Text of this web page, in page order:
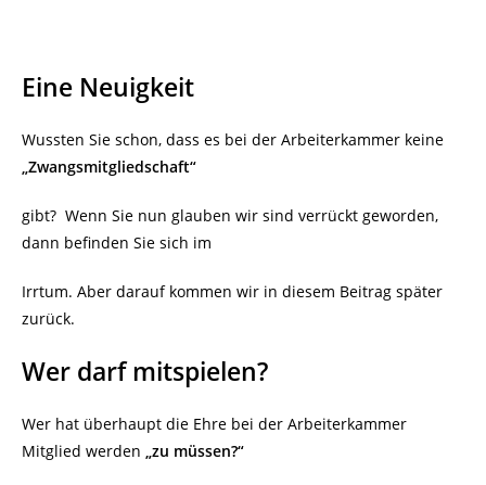
Eine Neuigkeit
Wussten Sie schon, dass es bei der Arbeiterkammer keine
„Zwangsmitgliedschaft“
gibt? Wenn Sie nun glauben wir sind verrückt geworden,
dann befinden Sie sich im
Irrtum. Aber darauf kommen wir in diesem Beitrag später
zurück.
Wer darf mitspielen?
Wer hat überhaupt die Ehre bei der Arbeiterkammer
Mitglied werden „zu müssen?“